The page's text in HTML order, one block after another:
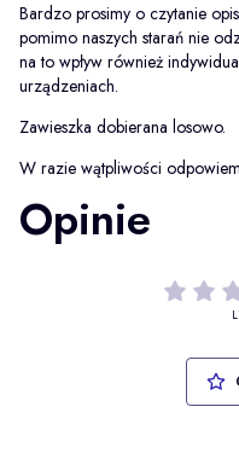
Bardzo prosimy o czytanie
pomimo naszych starań nie
na to wpływ również
urządzeniach.
Zawieszka dobierana losowo.
W razie wątpliwości
Opinie